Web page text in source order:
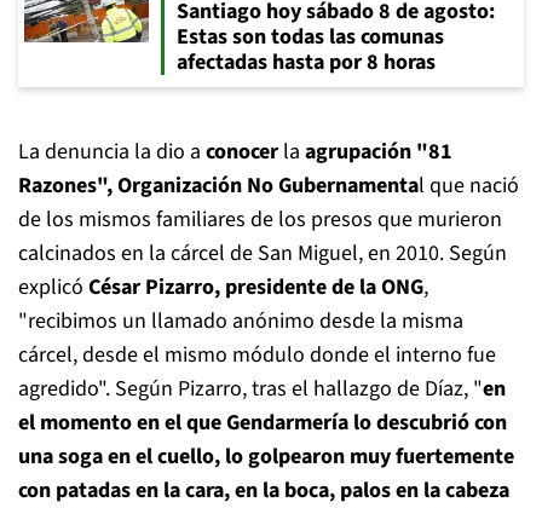
Santiago hoy sábado 8 de agosto:
Estas son todas las comunas
afectadas hasta por 8 horas
La denuncia la dio a conocer la agrupación "81
Razones", Organización No Gubernamental que nació
de los mismos familiares de los presos que murieron
calcinados en la cárcel de San Miguel, en 2010. Según
explicó César Pizarro, presidente de la ONG,
"recibimos un llamado anónimo desde la misma
cárcel, desde el mismo módulo donde el interno fue
agredido". Según Pizarro, tras el hallazgo de Díaz, "en
el momento en el que Gendarmería lo descubrió con
una soga en el cuello, lo golpearon muy fuertemente
con patadas en la cara, en la boca, palos en la cabeza